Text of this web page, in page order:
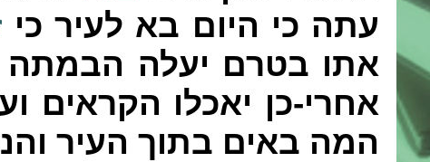
עתה כי היום בא לעיר כי
אתו בטרם יעלה הבמתה
אחרי-כן יאכלו הקראים
המה באים בתוך העיר